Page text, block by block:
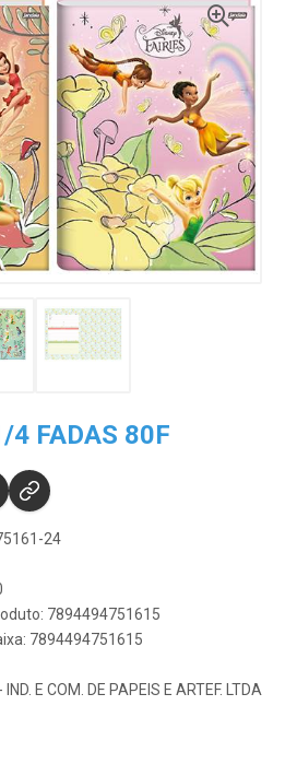
4 FADAS 80F
24
7894494751615
7894494751615
IND. E COM. DE PAPEIS E ARTEF. LTDA